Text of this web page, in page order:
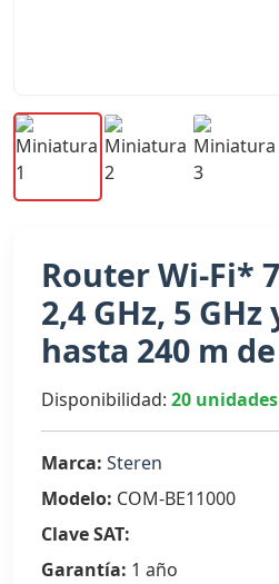
Router Wi-Fi*
2,4 GHz, 5 GHz
hasta 240 m
Disponibilidad: 20
Marca: Steren
Modelo: COM-BE11000
Clave SAT:
Garantía: 1 año